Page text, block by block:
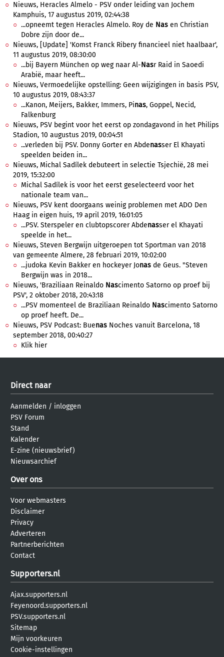
Nieuws, Heracles Almelo - PSV onder leiding van Jochem
Kamphuis, 17 augustus 2019, 02:44:38
...opneemt tegen Heracles Almelo. Roy de Nas en Christian
Dobre zijn door de...
Nieuws, [Update] 'Komst Franck Ribery financieel niet haalbaar',
11 augustus 2019, 08:30:00
...bij Bayern München op weg naar Al-Nasr Raid in Saoedi
Arabië, maar heeft...
Nieuws, Vermoedelijke opstelling: Geen wijzigingen in basis PSV,
10 augustus 2019, 08:43:37
...Kanon, Meijers, Bakker, Immers, Pinas, Goppel, Necid,
Falkenburg
Nieuws, PSV begint voor het eerst op zondagavond in het Philips
Stadion, 10 augustus 2019, 00:04:51
...verleden bij PSV. Donny Gorter en Abdenasser El Khayati
speelden beiden in...
Nieuws, Michal Sadílek debuteert in selectie Tsjechië, 28 mei
2019, 15:32:00
Michal Sadílek is voor het eerst geselecteerd voor het
nationale team van...
Nieuws, PSV kent doorgaans weinig problemen met ADO Den
Haag in eigen huis, 19 april 2019, 16:01:05
...PSV. Sterspeler en clubtopscorer Abdenasser el Khayati
speelde in het...
Nieuws, Steven Bergwijn uitgeroepen tot Sportman van 2018
van gemeente Almere, 28 februari 2019, 10:02:00
...judoka Kevin Bakker en hockeyer Jonas de Geus. "Steven
Bergwijn was in 2018...
Nieuws, 'Braziliaan Reinaldo Nascimento Satorno op proef bij
PSV', 2 oktober 2018, 20:43:18
...PSV momenteel de Braziliaan Reinaldo Nascimento Satorno
op proef heeft. De...
Nieuws, PSV Podcast: Buenas Noches vanuit Barcelona, 18
september 2018, 00:40:27
Klik hier
Direct naar
Aanmelden / inloggen
PSV Forum
Stand
Kalender
E-zine (nieuwsbrief)
Nieuwsarchief
Over ons
Voor webmasters
Disclaimer
Privacy
Adverteren
Partnerberichten
Contact
Supporters.nl
Ajax.supporters.nl
Feyenoord.supporters.nl
PSV.supporters.nl
Sitemap
Mijn voorkeuren
Cookie-instellingen